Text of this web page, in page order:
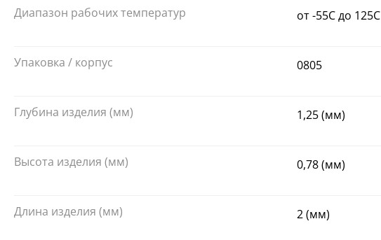
Диапазон рабочих температур от -55C до 125C
Упаковка / корпус 0805
Глубина изделия (мм) 1,25 (мм)
Высота изделия (мм) 0,78 (мм)
Длина изделия (мм) 2 (мм)